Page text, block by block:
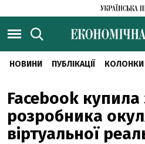
НОВИНИ ПУБЛІКАЦІЇ КОЛОНКИ
Facebook купила
розробника
віртуальної